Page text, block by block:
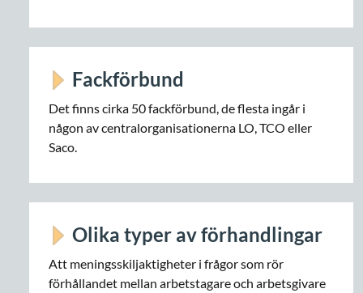
Fackförbund
Det finns cirka 50 fackförbund, de flesta ingår i
någon av centralorganisationerna LO, TCO eller
Saco.
Olika typer av förhandlingar
Att meningsskiljaktigheter i frågor som rör
förhållandet mellan arbetstagare och arbetsgivare